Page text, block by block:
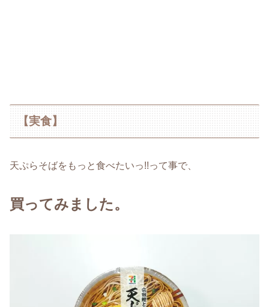
【実食】
天ぷらそばをもっと食べたいっ!!って事で、
買ってみました。